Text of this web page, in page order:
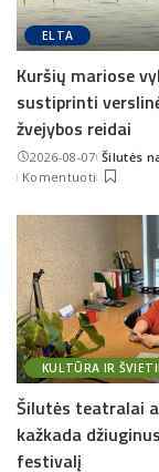
ELTA
Kuršių mariose
sustiprinti
žvejybos reidai
2026-08-07Posted
by
Šilutės
Komentuoti
KULTŪRA IR
Šilutės teatralai
kažkada
festivalį